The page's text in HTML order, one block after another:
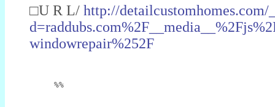
□U R L/ http://detailcustomhomes.com/
windowrepair%252F
%%